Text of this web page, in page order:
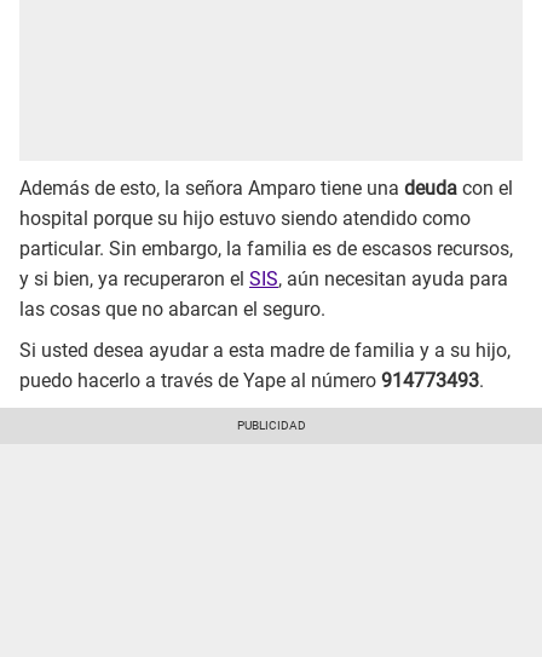
Además de esto, la señora Amparo tiene una deuda con el
hospital porque su hijo estuvo siendo atendido como
particular. Sin embargo, la familia es de escasos recursos,
y si bien, ya recuperaron el SIS, aún necesitan ayuda para
las cosas que no abarcan el seguro.
Si usted desea ayudar a esta madre de familia y a su hijo,
puedo hacerlo a través de Yape al número 914773493.